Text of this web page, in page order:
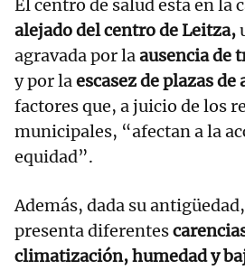
El centro de salud está en la
alejado del centro de Leitza,
agravada por laausencia de
y por laescasez de plazas
factores que, a juicio de los
municipales, “afectan a la
equidad”.
Además, dada su
presenta diferentes
climatización, humedad y